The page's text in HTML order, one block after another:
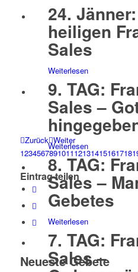
24.
heiligen
Sales
Weiterlesen
9. TAG:
Sales –
Weiterlesen
8. TAG:
Sales –
Gebetes
Weiterlesen
7. TAG:
Sales –
Zurück Weiter
123456789101112131415161718
Eintrag teilen
Neueste Gebete